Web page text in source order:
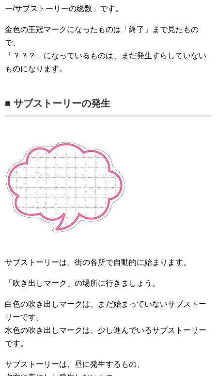
ー/サブストーリーの総数」です。
金色の王冠マークになったものは「終了」まで見たもの
で、
「？？？」になっているものは、まだ発生すらしていない
ものになります。
■ サブストーリーの発生
サブストーリーは、街の各所で自動的に始まります。
「吹き出しマーク」の場所に行きましょう。
白色の吹き出しマークは、まだ始まっていないサブストー
リーです。
水色の吹き出しマークは、少し進んでいるサブストーリー
です。
サブストーリーは、昼に発生するもの、